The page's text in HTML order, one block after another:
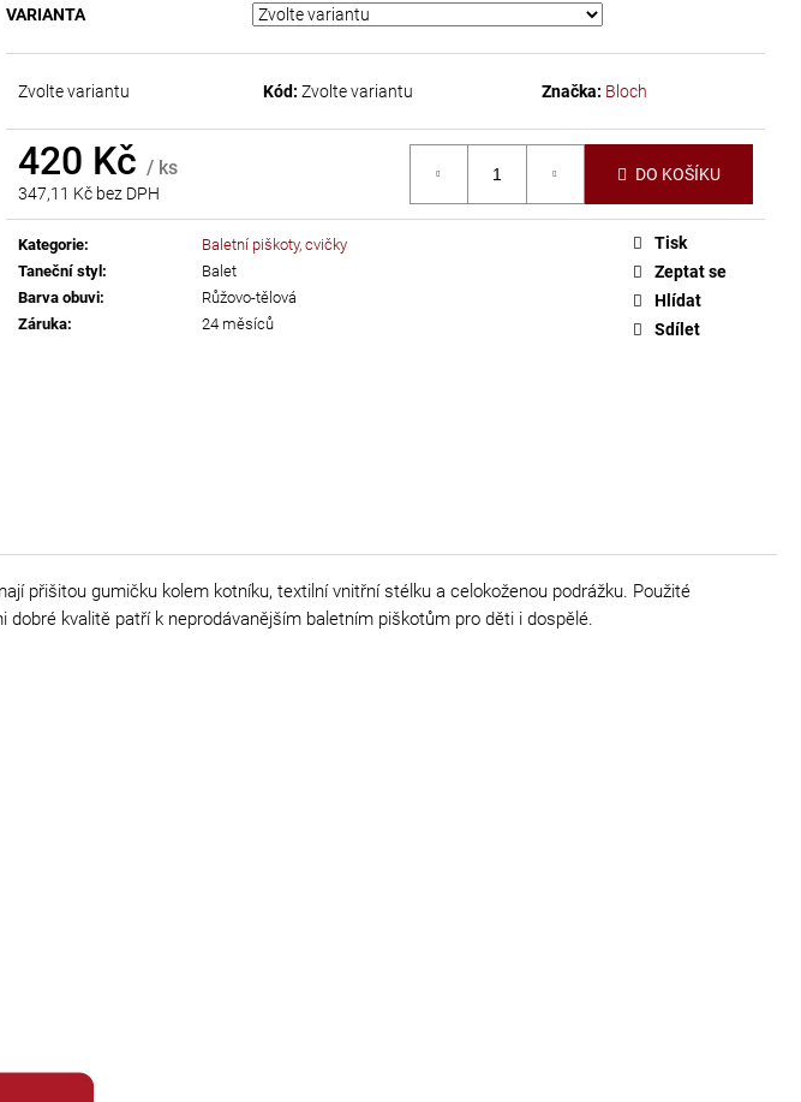
VARIANTA
Zvolte variantu Kód: Zvolte variantu Značka: Bloch
420 Kč / ks
347,11 Kč bez DPH
Měrná
cena:
DO KOŠÍKU
Kategorie:
Baletní piškoty, cvičky
Taneční styl:
Balet
Barva obuvi:
Růžovo-tělová
Záruka: 24 měsíců
Tisk
Zeptat se
Hlídat
Sdílet
přišitou gumičku kolem kotníku, textilní vnitřní stélku a celokoženou podrážku. Použité
kvalitě patří k neprodávanějším baletním piškotům pro děti i dospělé.